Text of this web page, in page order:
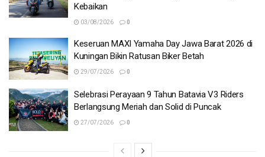
Kebaikan
03/08/2026 0
Keseruan MAXI Yamaha Day Jawa Barat 2026 di
Kuningan Bikin Ratusan Biker Betah
29/07/2026 0
Selebrasi Perayaan 9 Tahun Batavia V3 Riders
Berlangsung Meriah dan Solid di Puncak
27/07/2026 0